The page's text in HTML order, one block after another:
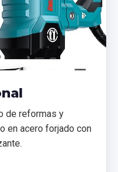
de reformas y
en acero forjado con